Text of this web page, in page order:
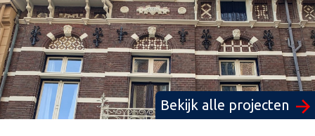
Bekijk alle projecten